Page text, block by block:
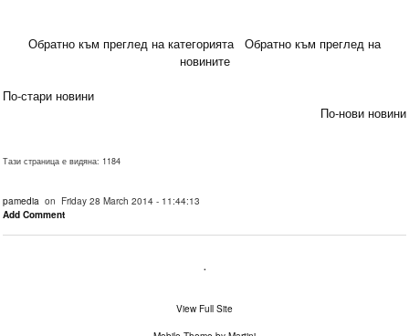
Обратно към преглед на категорията
Обратно към преглед на
новините
По-стари новини
По-нови новини
Тази страница е видяна: 1184
pamedia on Friday 28 March 2014 - 11:44:13
Add Comment
.
View Full Site